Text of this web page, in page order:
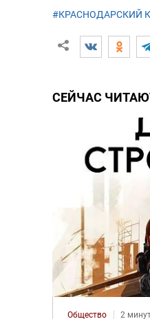
#КРАСНОДАРСКИЙ
СЕЙЧАС
Общество 2